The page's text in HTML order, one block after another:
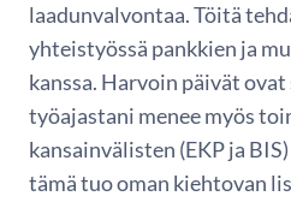
laadunvalvontaa. Töitä
yhteistyössä pankkien ja
kanssa. Harvoin päivät ovat
työajastani menee myös
kansainvälisten (EKP ja
tämä tuo oman kiehtovan